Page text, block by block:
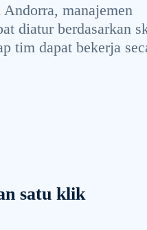
manajemen
diatur berdasarkan
tim dapat bekerja
satu klik